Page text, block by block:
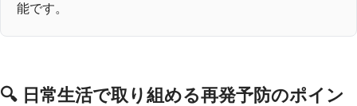
能です。
🔍 日常生活で取り組める再発予防のポイン